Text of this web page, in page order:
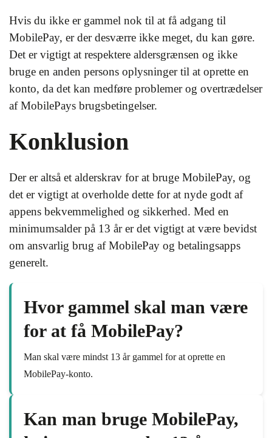
Hvis du ikke er gammel nok til at få adgang til
MobilePay, er der desværre ikke meget, du kan gøre.
Det er vigtigt at respektere aldersgrænsen og ikke
bruge en anden persons oplysninger til at oprette en
konto, da det kan medføre problemer og overtrædelser
af MobilePays brugsbetingelser.
Konklusion
Der er altså et alderskrav for at bruge MobilePay, og
det er vigtigt at overholde dette for at nyde godt af
appens bekvemmelighed og sikkerhed. Med en
minimumsalder på 13 år er det vigtigt at være bevidst
om ansvarlig brug af MobilePay og betalingsapps
generelt.
Hvor gammel skal man være
for at få MobilePay?
Man skal være mindst 13 år gammel for at oprette en
MobilePay-konto.
Kan man bruge MobilePay,